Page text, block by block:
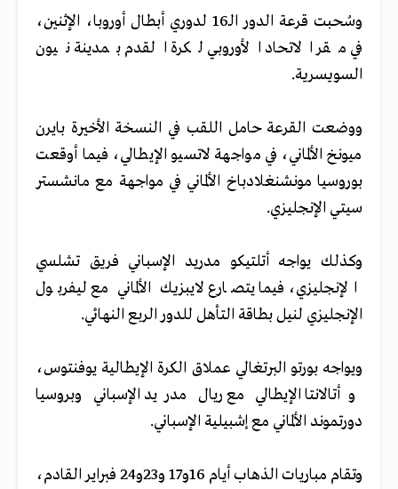
وسُحبت قرعة الدور الـ16 لدوري أبطال أوروبا، الإثنين،
في مقر الاتحاد الأوروبي لكرة القدم بمدينة نيون
السويسرية.
ووضعت القرعة حامل اللقب في النسخة الأخيرة بايرن
ميونخ الألماني، في مواجهة لاتسيو الإيطالي، فيما أوقعت
بوروسيا مونشنغلادباخ الألماني في مواجهة مع مانشستر
سيتي الإنجليزي.
وكذلك يواجه أتلتيكو مدريد الإسباني فريق تشلسي
الإنجليزي، فيما يتصارع لايبزيك الألماني مع ليفربول
الإنجليزي لنيل بطاقة التأهل للدور الربع النهائي.
ويواجه بورتو البرتغالي عملاق الكرة الإيطالية يوفنتوس،
وأتالانتا الإيطالي مع ريال مدريد الإسباني وبروسيا
دورتموند الألماني مع إشبيلية الإسباني.
وتقام مباريات الذهاب أيام 16و17 و23و24 فبراير القادم،